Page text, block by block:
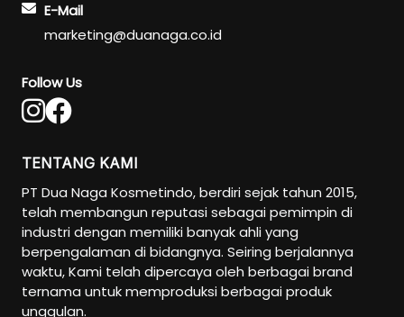
E-Mail
marketing@duanaga.co.id
Follow Us
TENTANG KAMI
PT Dua Naga Kosmetindo, berdiri sejak tahun 2015,
telah membangun reputasi sebagai pemimpin di
industri dengan memiliki banyak ahli yang
berpengalaman di bidangnya. Seiring berjalannya
waktu, Kami telah dipercaya oleh berbagai brand
ternama untuk memproduksi berbagai produk
unggulan.